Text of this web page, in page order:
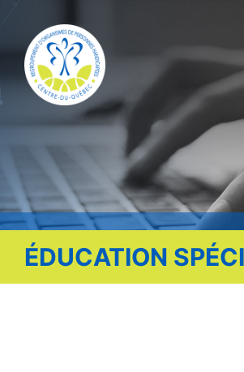
Offre d’emploi
Facebook
ÉDUCATION